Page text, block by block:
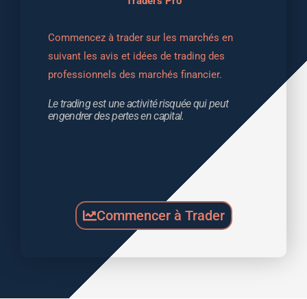
Commencez à trader sur les marchés en
suivant les avis et idées de trading des
professionnels des marchés financier.
Le trading est une activité risquée qui peut
engendrer des pertes en capital.
Commencer à Trader